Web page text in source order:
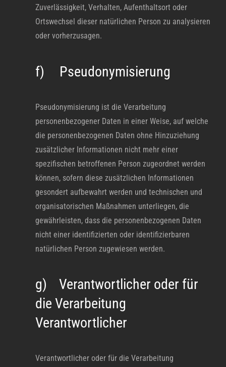
Zuverlässigkeit, Verhalten, Aufenthaltsort oder
Ortswechsel dieser natürlichen Person zu analysieren
oder vorherzusagen.
f) Pseudonymisierung
Pseudonymisierung ist die Verarbeitung
personenbezogener Daten in einer Weise, auf welche
die personenbezogenen Daten ohne Hinzuziehung
zusätzlicher Informationen nicht mehr einer
spezifischen betroffenen Person zugeordnet werden
können, sofern diese zusätzlichen Informationen
gesondert aufbewahrt werden und technischen und
organisatorischen Maßnahmen unterliegen, die
gewährleisten, dass die personenbezogenen Daten
nicht einer identifizierten oder identifizierbaren
natürlichen Person zugewiesen werden.
g) Verantwortlicher oder für
die Verarbeitung
Verantwortlicher
Verantwortlicher oder für die Verarbeitung